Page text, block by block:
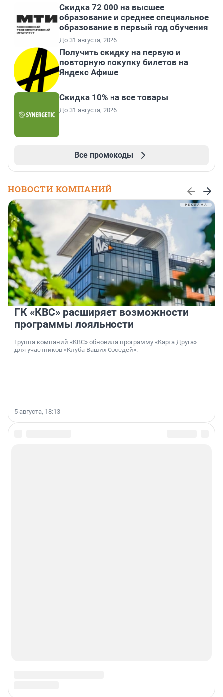
Скидка 72 000 на высшее
образование и среднее специальное
образование в первый год обучения
До 31 августа, 2026
Получить скидку на первую и
повторную покупку билетов на
Яндекс Афише
Скидка 10% на все товары
До 31 августа, 2026
Все промокоды
НОВОСТИ КОМПАНИЙ
ГК «КВС» расширяет возможности
программы лояльности
Группа компаний «КВС» обновила программу «Карта Друга»
для участников «Клуба Ваших Соседей».
5 августа, 18:13